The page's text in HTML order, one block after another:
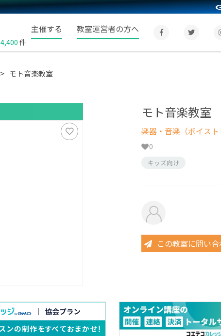
4,400 件
主催する 教室運営者の方へ
モト音楽教室
モト音楽教室
楽器・音楽（ボイス
0
キッズ向け
この教室に問い